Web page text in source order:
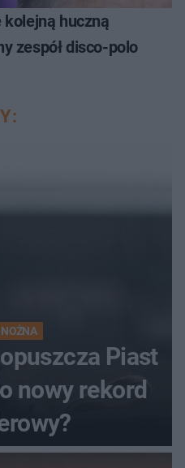
kolejną huczną
zespół disco-polo
Piast
nowy rekord